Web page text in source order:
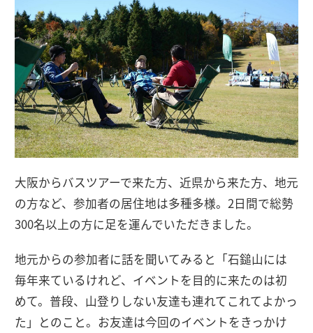
大阪からバスツアーで来た方、近県から来た方、地元
の方など、参加者の居住地は多種多様。2日間で総勢
300名以上の方に足を運んでいただきました。
地元からの参加者に話を聞いてみると「石鎚山には
毎年来ているけれど、イベントを目的に来たのは初
めて。普段、山登りしない友達も連れてこれてよかっ
た」とのこと。お友達は今回のイベントをきっかけ